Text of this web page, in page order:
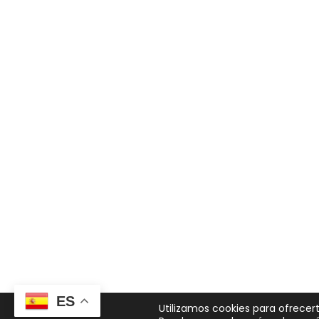
ES
Utilizamos cookies para